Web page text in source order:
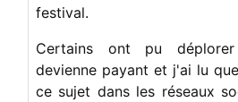
festival.
Certains ont pu
devienne payant et j'ai lu
ce sujet dans les réseaux